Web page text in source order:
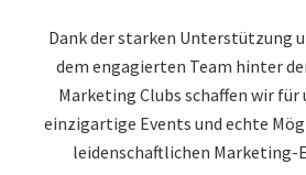
Dank der starken Unterstützung
dem engagierten Team hinter
Marketing Clubs schaffen wir
einzigartige Events und echte
leidenschaftlichen Marketing-